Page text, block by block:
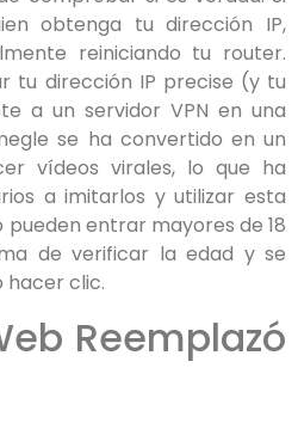
obtenga tu dirección IP,
reiniciando tu router.
tu dirección IP precise (y tu
a un servidor VPN en una
se ha convertido en un
vídeos virales, lo que ha
a imitarlos y utilizar esta
pueden entrar mayores de 18
de verificar la edad y se
hacer clic.
Reemplazó